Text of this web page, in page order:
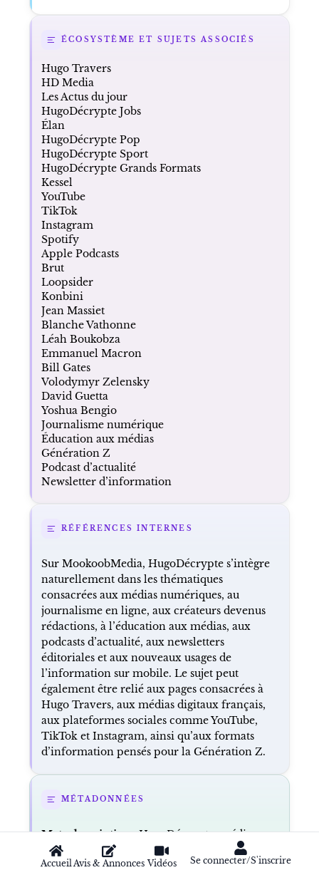
AccueilAvis & Annonces Vidéos Se connecter/S'inscrire
ÉCOSYSTÈME ET SUJETS ASSOCIÉS
Hugo Travers
HD Media
Les Actus du jour
HugoDécrypte Jobs
Élan
HugoDécrypte Pop
HugoDécrypte Sport
HugoDécrypte Grands Formats
Kessel
YouTube
TikTok
Instagram
Spotify
Apple Podcasts
Brut
Loopsider
Konbini
Jean Massiet
Blanche Vathonne
Léah Boukobza
Emmanuel Macron
Bill Gates
Volodymyr Zelensky
David Guetta
Yoshua Bengio
Journalisme numérique
Éducation aux médias
Génération Z
Podcast d’actualité
Newsletter d’information
RÉFÉRENCES INTERNES
Sur MookoobMedia, HugoDécrypte s’intègre
naturellement dans les thématiques
consacrées aux médias numériques, au
journalisme en ligne, aux créateurs devenus
rédactions, à l’éducation aux médias, aux
podcasts d’actualité, aux newsletters
éditoriales et aux nouveaux usages de
l’information sur mobile. Le sujet peut
également être relié aux pages consacrées à
Hugo Travers, aux médias digitaux français,
aux plateformes sociales comme YouTube,
TikTok et Instagram, ainsi qu’aux formats
d’information pensés pour la Génération Z.
MÉTADONNÉES
Meta description :HugoDécrypte, média
fondé par Hugo Travers, explique l’actualité
aux jeunes via vidéos, podcasts et newsletters